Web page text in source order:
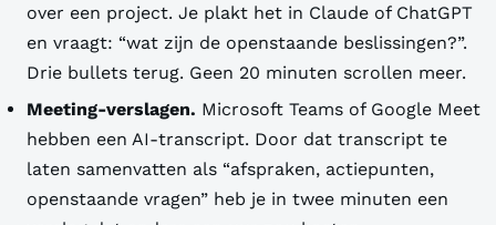
over een project. Je plakt het in Claude of ChatGPT
en vraagt: “wat zijn de openstaande beslissingen?”.
Drie bullets terug. Geen 20 minuten scrollen meer.
Meeting-verslagen. Microsoft Teams of Google Meet
hebben een AI-transcript. Door dat transcript te
laten samenvatten als “afspraken, actiepunten,
openstaande vragen” heb je in twee minuten een